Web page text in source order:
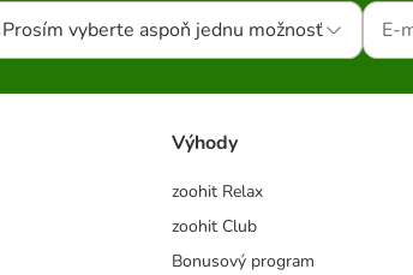
Prosím vyberte aspoň jednu možnosť
Výhody
zoohit Relax
zoohit Club
Bonusový program